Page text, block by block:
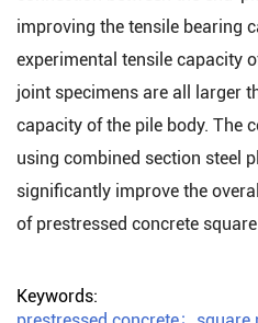
improving the tensile bearing
experimental tensile capacity
joint specimens are all larger
capacity of the pile body. The
using combined section steel
significantly improve the
of prestressed concrete
Keywords: